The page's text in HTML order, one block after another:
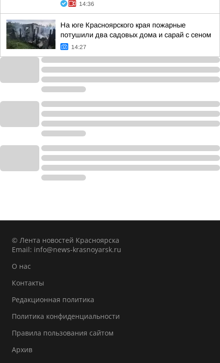
14:36
На юге Красноярского края пожарные
потушили два садовых дома и сарай с сеном
14:27
© Лента новостей Красноярска
Email: info@news-krasnoyarsk.ru
О нас
Контакты
Редакционная политика
Политика конфиденциальности
Правила пользования сайтом
Архив